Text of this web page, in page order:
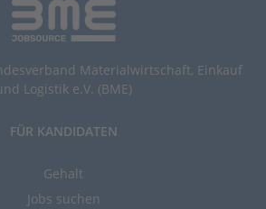
Materialwirtschaft, Einkauf
Logistik e.V. (BME)
FÜR KANDIDATEN
Gehalt
Jobs suchen